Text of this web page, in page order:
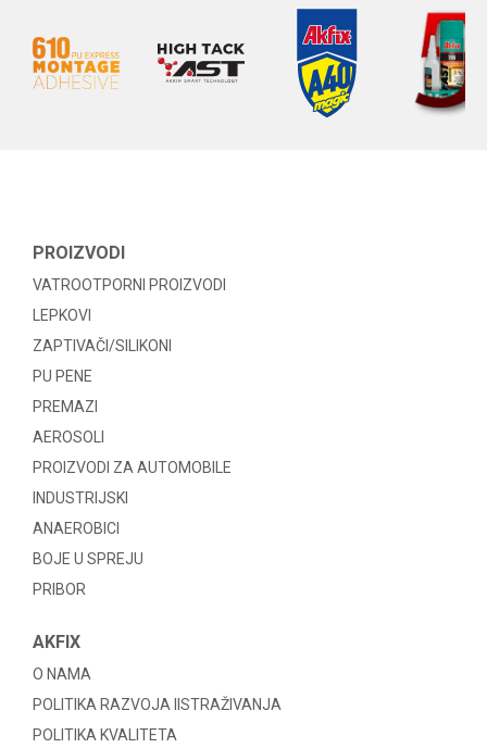
PROIZVODI
VATROOTPORNI PROIZVODI
LEPKOVI
ZAPTIVAČI/SILIKONI
PU PENE
PREMAZI
AEROSOLI
PROIZVODI ZA AUTOMOBILE
INDUSTRIJSKI
ANAEROBICI
BOJE U SPREJU
PRIBOR
AKFIX
O NAMA
POLITIKA RAZVOJA IISTRAŽIVANJA
POLITIKA KVALITETA